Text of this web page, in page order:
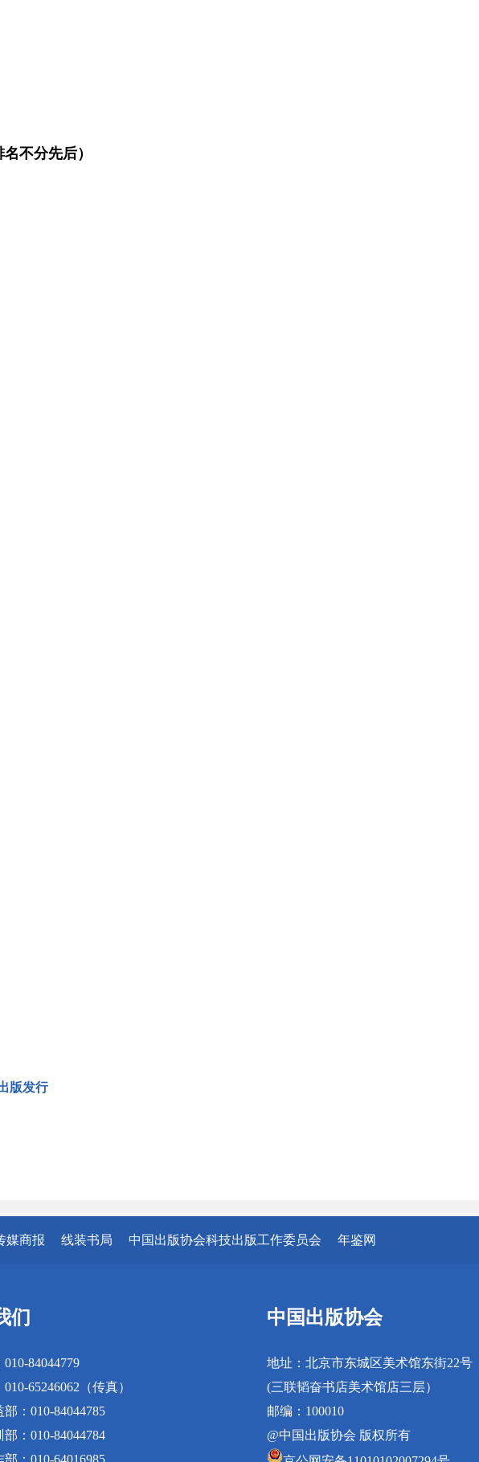
不分先后）
版发行
媒商报 线装书局 中国出版协会科技出版工作委员会 年鉴网
们
84044779
（传真）
：010-84044785
：010-84044784
：010-64016985
中国出版协会
地址：北京市东城区美术馆东街22号
(三联韬奋书店美术馆店三层）
邮编：100010
@中国出版协会 版权所有